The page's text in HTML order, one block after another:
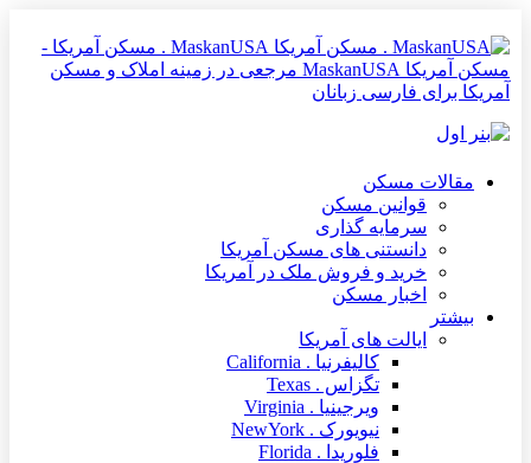
MaskanUSA . مسکن آمریکا -
مسکن آمریکا MaskanUSA مرجعی در زمینه املاک و مسکن
آمریکا برای فارسی زبانان
مقالات مسکن
قوانین مسکن
سرمایه گذاری
دانستنی های مسکن آمریکا
خرید و فروش ملک در آمریکا
اخبار مسکن
بیشتر
ایالت های آمریکا
کالیفرنیا . California
تگزاس . Texas
ویرجینیا . Virginia
نیویورک . NewYork
فلوریدا . Florida